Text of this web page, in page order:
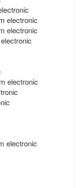
electronic
electronic
electronic
electronic